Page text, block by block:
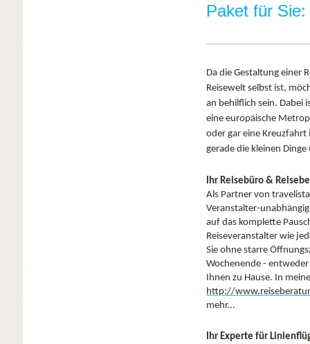
Paket für Sie:
Da die Gestaltung einer
Reisewelt selbst ist,
an behilflich sein. Dabei
eine europäische
oder gar eine
gerade die kleinen
Ihr Reisebüro &
Als Partner von
Veranstalter-
auf das komplette
Reiseveranstalter wie
Sie ohne starre
Wochenende -
Ihnen zu Hause. In
http://
mehr...
Ihr Experte für